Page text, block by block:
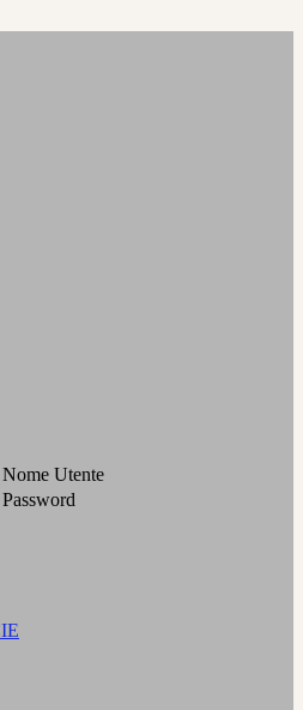
Nome Utente
Password